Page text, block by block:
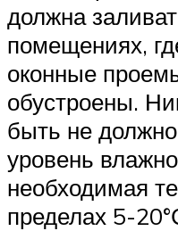
должна
помещениях,
оконные
обустроены.
быть не
уровень
необходимая
пределах 5-